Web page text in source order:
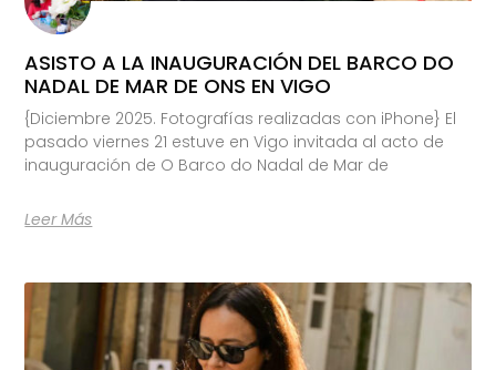
ASISTO A LA INAUGURACIÓN DEL BARCO DO
NADAL DE MAR DE ONS EN VIGO
{Diciembre 2025. Fotografías realizadas con iPhone} El
pasado viernes 21 estuve en Vigo invitada al acto de
inauguración de O Barco do Nadal de Mar de
Leer Más